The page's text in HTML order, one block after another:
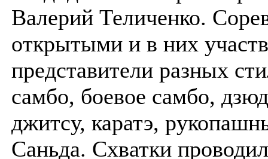
Валерий Теличенко.
открытыми и в них
представители разных
самбо, боевое самбо,
джитсу, каратэ,
Саньда. Схватки